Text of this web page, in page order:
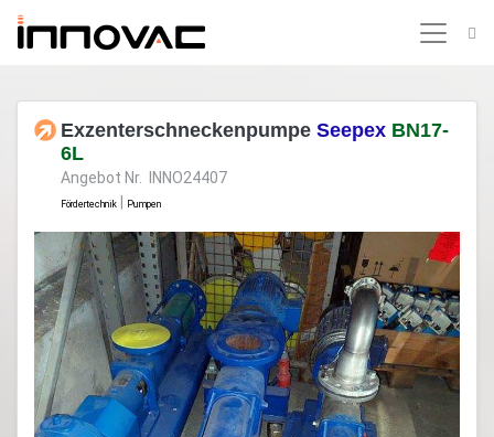
Exzenterschneckenpumpe Seepex BN17-
6L
Angebot Nr. INNO24407
Fördertechnik Pumpen